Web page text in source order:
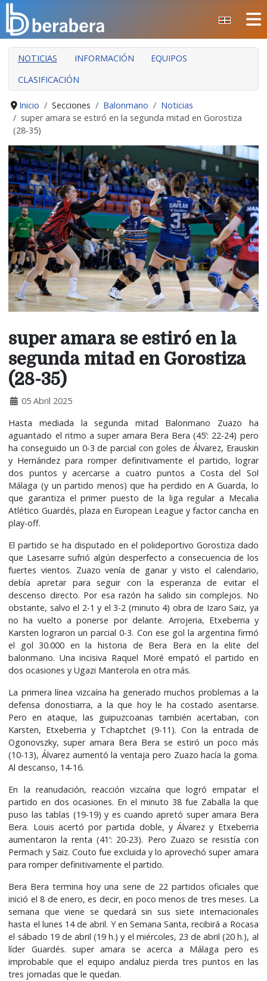
CERRAR
INICIO
CLUB
MANTEO
SECCIONES
EVENTOS
ÁREA SOCIAL
PREVENCIÓN DE LA VIOLENCIA
BERA BERA IZARRAK
NOTICIAS INFORMACIÓN
EQUIPOS
CLASIFICACIÓN
Inicio Secciones Balonmano
Noticias
super amara se estiró en la segunda mitad en Gorostiza
(28-35)
super amara se estiró en la
segunda mitad en Gorostiza
(28-35)
05 Abril 2025
Hasta mediada la segunda mitad Balonmano Zuazo ha
aguantado el ritmo a super amara Bera Bera (45’: 22-24) pero
ha conseguido un 0-3 de parcial con goles de Álvarez, Erauskin
y Hernández para romper definitivamente el partido, lograr
dos puntos y acercarse a cuatro puntos a Costa del Sol
Málaga (y un partido menos) que ha perdido en A Guarda, lo
que garantiza el primer puesto de la liga regular a Mecalia
Atlético Guardés, plaza en European League y factor cancha en
play-off.
El partido se ha disputado en el polideportivo Gorostiza dado
que Lasesarre sufrió algún desperfecto a consecuencia de los
fuertes vientos. Zuazo venía de ganar y visto el calendario,
debía apretar para seguir con la esperanza de evitar el
descenso directo. Por esa razón ha salido sin complejos. No
obstante, salvo el 2-1 y el 3-2 (minuto 4) obra de Izaro Saiz, ya
no ha vuelto a ponerse por delante. Arrojeria, Etxeberria y
Karsten lograron un parcial 0-3. Con ese gol la argentina firmó
el gol 30.000 en la historia de Bera Bera en la elite del
balonmano. Una incisiva Raquel Moré empató el partido en
dos ocasiones y Ugazi Manterola en otra más.
La primera línea vizcaína ha generado muchos problemas a la
defensa donostiarra, a la que hoy le ha costado asentarse.
Pero en ataque, las guipuzcoanas también acertaban, con
Karsten, Etxeberria y Tchaptchet (9-11). Con la entrada de
Ogonovszky, super amara Bera Bera se estiró un poco más
(10-13), Álvarez aumentó la ventaja pero Zuazo hacía la goma.
Al descanso, 14-16.
En la reanudación, reacción vizcaína que logró empatar el
partido en dos ocasiones. En el minuto 38 fue Zaballa la que
puso las tablas (19-19) y es cuando apretó super amara Bera
Bera. Louis acertó por partida doble, y Álvarez y Etxeberria
aumentaron la renta (41’: 20-23). Pero Zuazo se resistía con
Permach y Saiz. Couto fue excluida y lo aprovechó super amara
para romper definitivamente el partido.
Bera Bera termina hoy una serie de 22 partidos oficiales que
inició el 8 de enero, es decir, en poco menos de tres meses. La
semana que viene se quedará sin sus siete internacionales
hasta el lunes 14 de abril. Y en Semana Santa, recibirá a Rocasa
el sábado 19 de abril (19 h.) y el miércoles, 23 de abril (20 h.), al
líder Guardés. super amara se acerca a Málaga pero es
improbable que el equipo andaluz pierda tres puntos en las
tres jornadas que le quedan.